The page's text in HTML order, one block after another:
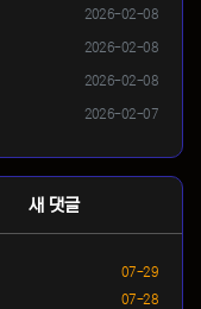
등록일
2026-02-08
등록일
2026-02-08
등록일
2026-02-08
등록일
2026-02-07
새 댓글
등록일
07-29
등록일
07-28